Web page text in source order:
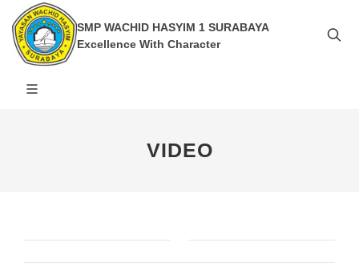
SMP WACHID HASYIM 1 SURABAYA
Excellence With Character
VIDEO